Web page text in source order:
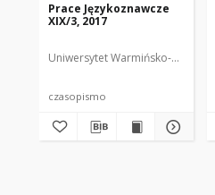
Prace Językoznawcze
XIX/3, 2017
Uniwersytet Warmińsko-Mazurski
czasopismo